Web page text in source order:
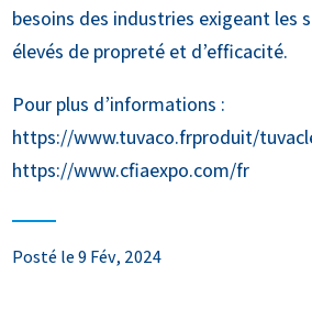
besoins des industries exigeant les
élevés de propreté et d’efficacité.
Pour plus d’informations :
https://www.tuvaco.frproduit/
https://www.cfiaexpo.com/fr
Posté le 9 Fév, 2024